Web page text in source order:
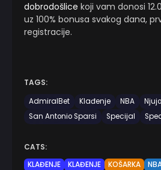
dobrodošlice koji vam donosi
uz 100% bonusa svakog dana,
registracije.
TAGS:
AdmiralBet
Klađenje NBA
San Antonio Sparsi
Specijal
CATS:
KLAĐENJE
KLAĐENJE KOŠARKA